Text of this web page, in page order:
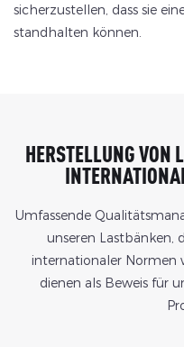
sicherzustellen, dass sie
standhalten können.
HERSTELLUNG VON
Umfassende
unseren Lastbänken,
internationaler Normen
dienen als Beweis für